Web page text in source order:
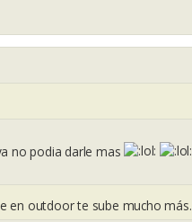
no podia darle mas
en outdoor te sube mucho más.